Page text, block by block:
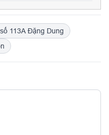
mắt rạng ngời giữa hàng
113A Đặng Dung